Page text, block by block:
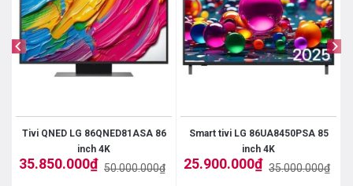
Tivi QNED LG 86QNED81ASA 86
inch 4K
50.000.000₫
Giá
35.850.000₫
Giá
Smart tivi LG 86UA8450PSA 85
inch 4K
35.000.000₫
Giá
25.900.000₫
Giá